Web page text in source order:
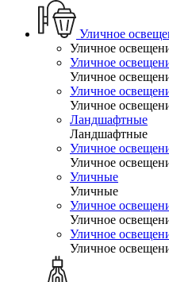
Уличное
Уличное
Уличное
Уличное
Уличное
Уличное
Ландшафтные
Ландшафтные
Уличное
Уличное
Уличные
Уличные
Уличное
Уличное
Уличное
Уличное